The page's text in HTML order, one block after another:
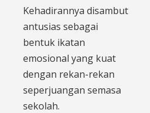
Kehadirannya disambut
antusias sebagai
bentuk ikatan
emosional yang kuat
dengan rekan-rekan
seperjuangan semasa
sekolah.